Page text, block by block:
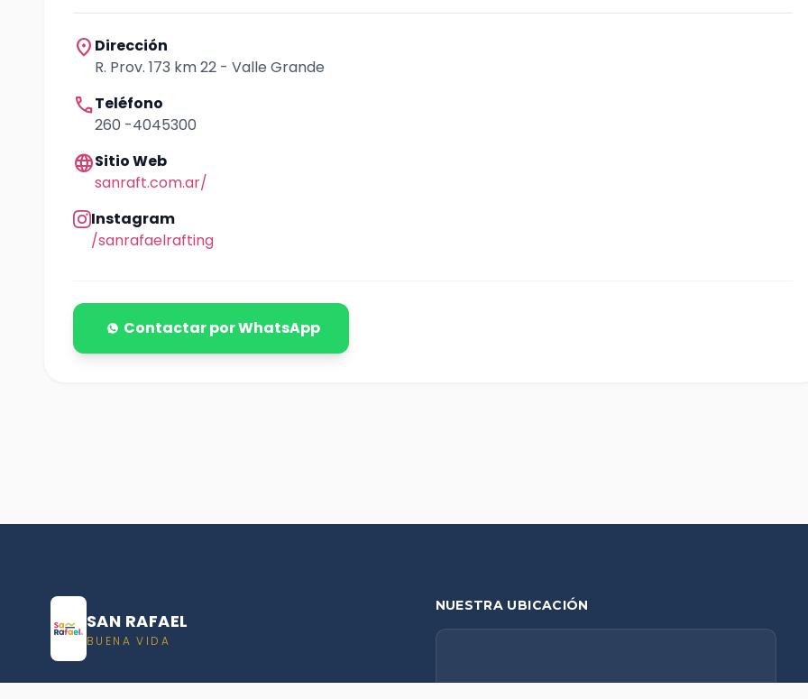
location_on Dirección
R. Prov. 173 km 22 - Valle Grande
callTeléfono
260 -4045300
languageSitio Web
sanraft.com.ar/
Instagram
/sanrafaelrafting
Contactar por WhatsApp
SAN RAFAEL
BUENA VIDA
NUESTRA UBICACIÓN